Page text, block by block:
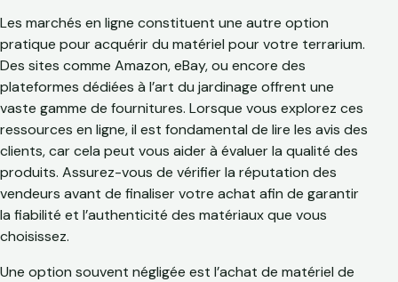
Les marchés en ligne constituent une autre option
pratique pour acquérir du matériel pour votre terrarium.
Des sites comme Amazon, eBay, ou encore des
plateformes dédiées à l’art du jardinage offrent une
vaste gamme de fournitures. Lorsque vous explorez ces
ressources en ligne, il est fondamental de lire les avis des
clients, car cela peut vous aider à évaluer la qualité des
produits. Assurez-vous de vérifier la réputation des
vendeurs avant de finaliser votre achat afin de garantir
la fiabilité et l’authenticité des matériaux que vous
choisissez.
Une option souvent négligée est l’achat de matériel de